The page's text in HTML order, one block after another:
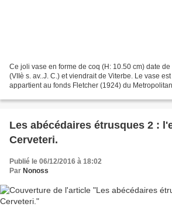
Ce joli vase en forme de coq (H: 10.50 cm) date
(VIIè s. av..J. C.) et viendrait de Viterbe. Le vase
appartient au fonds Fletcher (1924) du
Les abécédaires étrusques 2 :
Cerveteri.
Publié le 06/12/2016 à 18:02
Par Nonoss